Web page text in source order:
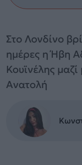
Στο Λονδίνο
ημέρες η Ήβη
Κουϊνέλης
Ανατολή